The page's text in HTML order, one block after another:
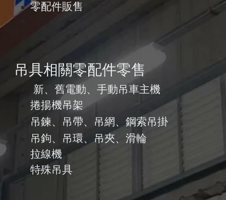
零配件販售
吊具相關零配件零售
新、舊電動、手動吊車主機
捲揚機吊架
吊鍊、吊帶、吊網、鋼索吊掛
吊鉤、吊環、吊夾、滑輪
拉線機
特殊吊具